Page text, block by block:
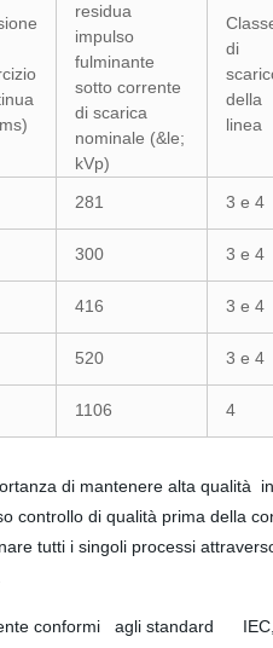
residua
impulso
fulminante
sotto corrente
di scarica
nominale (&le;
kVp)
di
della
linea
281 3 e 4
300 3 e 4
416 3 e 4
520 3 e 4
1106 4
di mantenere alta
controllo di qualità prima della
tutti i singoli processi
conformi agli standard